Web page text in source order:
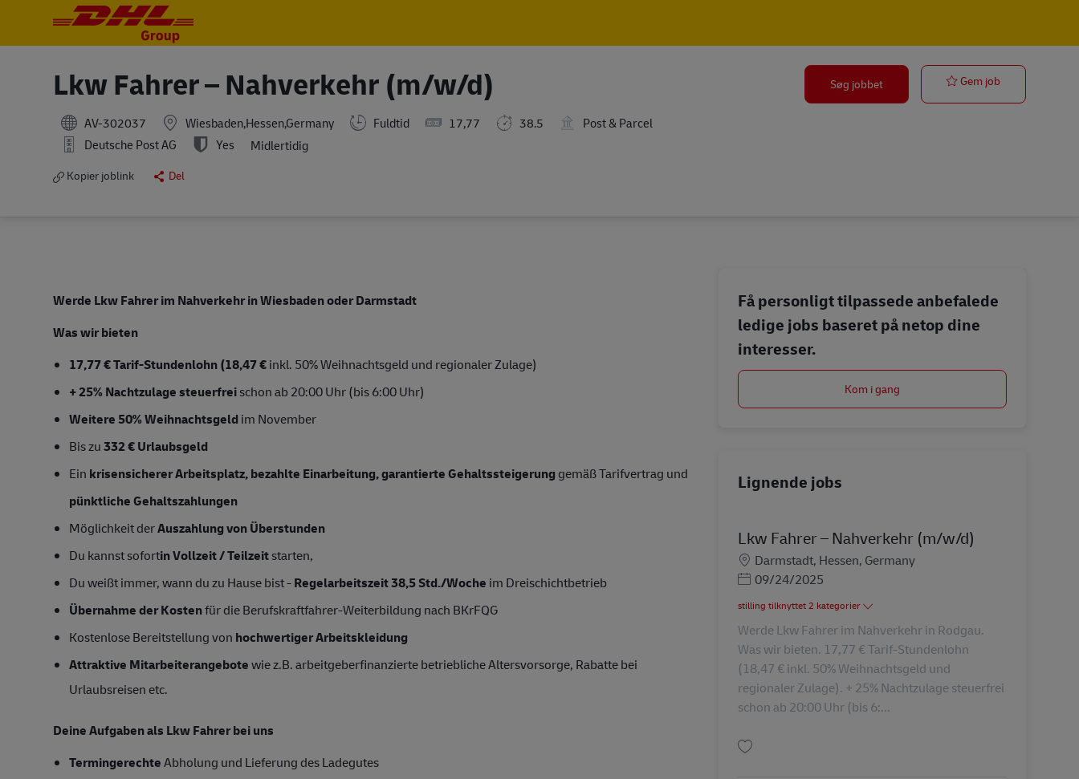
Lkw Fahrer – Nahverkehr (m/w/d)
AV-302037 Wiesbaden,Hessen,Germany Fuldtid 17,77 38.5
Post & Parcel
Deutsche Post AG
Yes Midlertidig
Kopier joblink Del
Søg jobbet Gem job
Werde Lkw Fahrer im Nahverkehr in Wiesbaden oder Darmstadt
Was wir bieten
17,77 € Tarif-Stundenlohn (18,47 €inkl. 50% Weihnachtsgeld und regionaler Zulage)
+ 25% Nachtzulage steuerfreischon ab 20:00 Uhr (bis 6:00 Uhr)
Weitere 50% Weihnachtsgeldim November
Bis zu332 € Urlaubsgeld
Ein krisensicherer Arbeitsplatz, bezahlte Einarbeitung, garantierte Gehaltssteigerung gemäß Tarifvertrag und
pünktliche Gehaltszahlungen
Möglichkeit derAuszahlung von Überstunden
Du kannst sofortin Vollzeit / Teilzeitstarten,
Du weißt immer, wann du zu Hause bist -Regelarbeitszeit 38,5 Std./Woche im Dreischichtbetrieb
Übernahme der Kostenfür die Berufskraftfahrer-Weiterbildung nach BKrFQG
Kostenlose Bereitstellung von hochwertiger Arbeitskleidung
Attraktive Mitarbeiterangebotewie z.B. arbeitgeberfinanzierte betriebliche Altersvorsorge, Rabatte bei
Urlaubsreisen etc.
Deine Aufgaben als Lkw Fahrer bei uns
TermingerechteAbholung und Lieferung des Ladegutes
Få personligt tilpassede anbefalede
ledige jobs baseret på netop dine
interesser.
Kom i gang
Lignende jobs
Lkw Fahrer – Nahverkehr (m/w/d)
Lokation
Darmstadt, Hessen, Germany
Posted Date
09/24/2025
stilling tilknyttet 2 kategorier
Werde Lkw Fahrer im Nahverkehr in Rodgau.
Was wir bieten. 17,77 € Tarif-Stundenlohn
(18,47 € inkl. 50% Weihnachtsgeld und
regionaler Zulage). + 25% Nachtzulage steuerfrei
schon ab 20:00 Uhr (bis 6:...